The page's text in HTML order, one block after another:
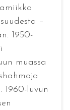
–
1950-
muassa
1960-luvun